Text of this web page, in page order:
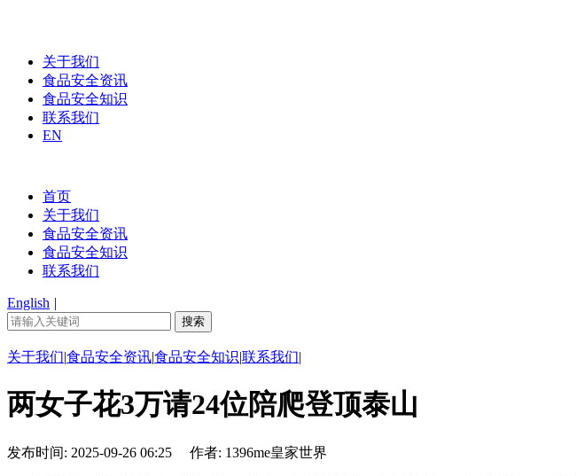
关于我们
食品安全资讯
食品安全知识
联系我们
EN
首页
关于我们
食品安全资讯
食品安全知识
联系我们
English |
关于我们|食品安全资讯|食品安全知识|联系我们|
两女子花3万请24位陪爬登顶泰山
发布时间: 2025-09-26 06:25 作者: 1396me皇家世界